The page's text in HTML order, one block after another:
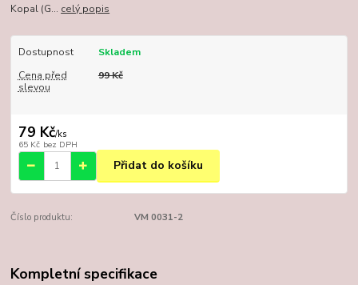
Kopal (G... celý popis
Dostupnost
Skladem
Cena před
slevou
99 Kč
79 Kč/ks
65 Kč bez DPH
Přidat do košíku
Číslo produktu: VM 0031-2
Kompletní specifikace